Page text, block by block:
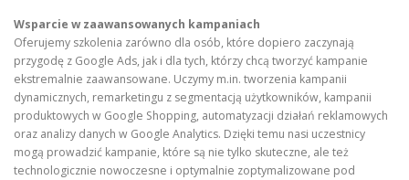
Wsparcie w zaawansowanych kampaniach
Oferujemy szkolenia zarówno dla osób, które dopiero zaczynają
przygodę z Google Ads, jak i dla tych, którzy chcą tworzyć kampanie
ekstremalnie zaawansowane. Uczymy m.in. tworzenia kampanii
dynamicznych, remarketingu z segmentacją użytkowników, kampanii
produktowych w Google Shopping, automatyzacji działań reklamowych
oraz analizy danych w Google Analytics. Dzięki temu nasi uczestnicy
mogą prowadzić kampanie, które są nie tylko skuteczne, ale też
technologicznie nowoczesne i optymalnie zoptymalizowane pod